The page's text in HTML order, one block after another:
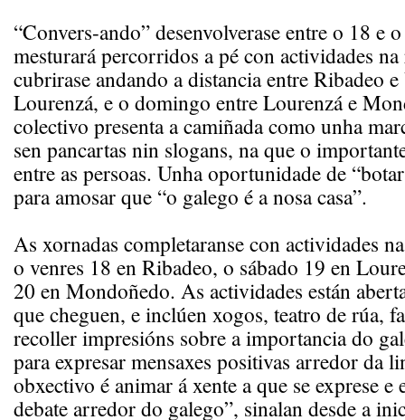
“Convers-ando” desenvolverase entre o 18 e
mesturará percorridos a pé con actividades
cubrirase andando a distancia entre Ribadeo
Lourenzá, e o domingo entre Lourenzá e
colectivo presenta a camiñada como unha
sen pancartas nin slogans, na que o
entre as persoas. Unha oportunidade de
para amosar que “o galego é a nosa casa”.
As xornadas completaranse con actividades
o venres 18 en Ribadeo, o sábado 19 en
20 en Mondoñedo. As actividades están
que cheguen, e inclúen xogos, teatro de rúa,
recoller impresións sobre a importancia do
para expresar mensaxes positivas arredor da
obxectivo é animar á xente a que se exprese e
debate arredor do galego”, sinalan desde a